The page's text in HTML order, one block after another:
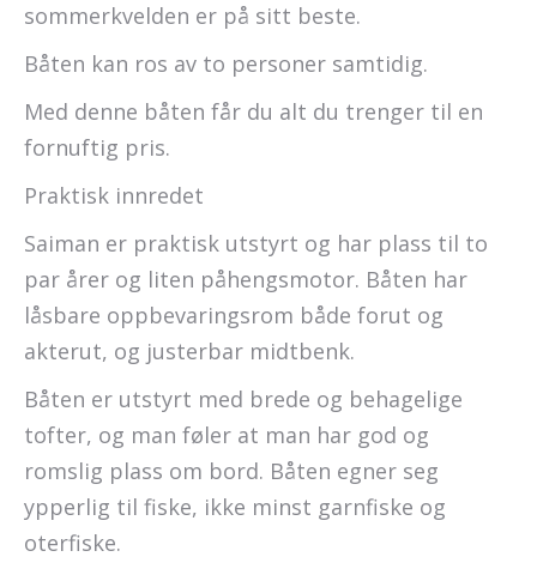
sommerkvelden er på sitt beste.
Båten kan ros av to personer samtidig.
Med denne båten får du alt du trenger til en
fornuftig pris.
Praktisk innredet
Saiman er praktisk utstyrt og har plass til to
par årer og liten påhengsmotor. Båten har
låsbare oppbevaringsrom både forut og
akterut, og justerbar midtbenk.
Båten er utstyrt med brede og behagelige
tofter, og man føler at man har god og
romslig plass om bord. Båten egner seg
ypperlig til fiske, ikke minst garnfiske og
oterfiske.